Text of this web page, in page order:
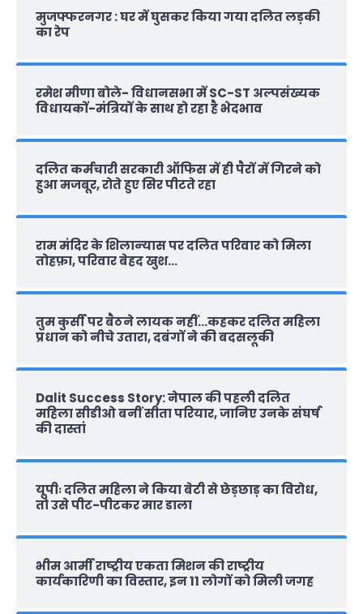
मुजफ्फरनगर : घर में घुसकर किया गया दलित लड़की
का रेप
रमेश मीणा बोले- विधानसभा में SC-ST अल्पसंख्यक
विधायकों-मंत्रियों के साथ हो रहा है भेदभाव
दलित कर्मचारी सरकारी ऑफ‍िस में ही पैरों में गिरने को
हुआ मजबूर, रोते हुए सिर पीटते रहा
राम मंदिर के शिलान्‍यास पर दलित परिवार को मिला
तोहफ़ा, परिवार बेहद खुश…
तुम कुर्सी पर बैठने लायक नहीं…कहकर दलित महिला
प्रधान को नीचे उतारा, दबंगों ने की बदसलूकी
Dalit Success Story: नेपाल की पहली दलित
महिला सीडीओ बनीं सीता परियार, जानिए उनके संघर्ष
की दास्‍तां
यूपीः दलित महिला ने किया बेटी से छेड़छाड़ का विरोध,
तो उसे पीट-पीटकर मार डाला
भीम आर्मी राष्‍ट्रीय एकता मिशन की राष्‍ट्रीय
कार्यकारिणी का विस्तार, इन 11 लोगों को मिली जगह